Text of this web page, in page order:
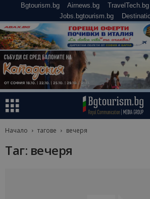
Bgtourism.bg Airnews.bg TravelTech.bg
Jobs.bgtourism.bg
Начало тагове вечеря
Таг: вечеря